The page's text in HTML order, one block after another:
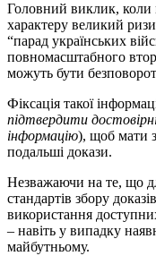
Головний виклик, коли
характеру великий
“парад українських
повномасштабного
можуть бути
Фіксація такої
підтвердити
інформацію), щоб мати
подальші докази.
Незважаючи на те, що
стандартів збору
використання
– навіть у випадку
майбутньому.